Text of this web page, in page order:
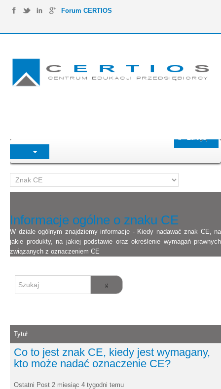
Forum CERTIOS
Informacje ogólne o znaku CE
W dziale ogólnym znajdziemy informacje - Kiedy nadawać znak CE, na
jakie produkty, na jakiej podstawie oraz określenie wymagań prawnych
związanych z oznaczeniem CE
Tytuł
Co to jest znak CE, kiedy jest wymagany,
kto może nadać oznaczenie CE?
Ostatni Post 2 miesiąc 4 tygodni temu